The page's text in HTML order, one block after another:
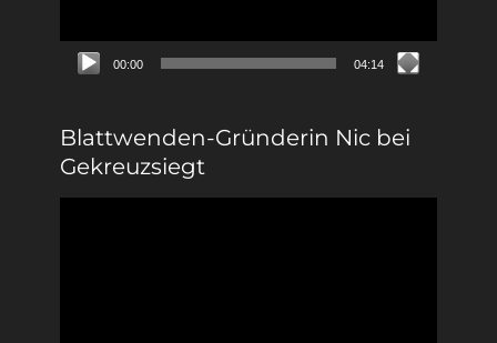
00:00 04:14
Blattwenden-Gründerin Nic bei
Gekreuzsiegt